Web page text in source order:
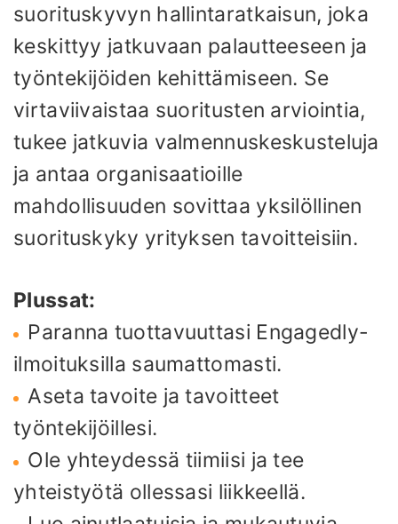
suorituskyvyn hallintaratkaisun, joka
keskittyy jatkuvaan palautteeseen ja
työntekijöiden kehittämiseen. Se
virtaviivaistaa suoritusten arviointia,
tukee jatkuvia valmennuskeskusteluja
ja antaa organisaatioille
mahdollisuuden sovittaa yksilöllinen
suorituskyky yrityksen tavoitteisiin.
Plussat:
Paranna tuottavuuttasi Engagedly-
ilmoituksilla saumattomasti.
Aseta tavoite ja tavoitteet
työntekijöillesi.
Ole yhteydessä tiimiisi ja tee
yhteistyötä ollessasi liikkeellä.